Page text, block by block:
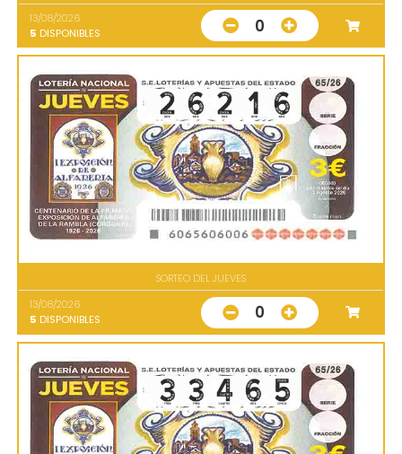
13/08/2026
5 DISPONIBLES 0
SORTEO DEL JUEVES
13/08/2026
5 DISPONIBLES 0